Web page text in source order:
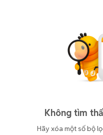
Không tìm
Hãy xóa một số bộ